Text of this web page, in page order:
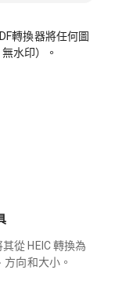
轉換器將任何圖
水印）。
從 HEIC 轉換為
向和大小。